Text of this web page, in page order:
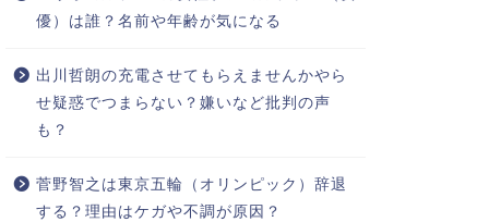
優）は誰？名前や年齢が気になる
出川哲朗の充電させてもらえませんかやら
せ疑惑でつまらない？嫌いなど批判の声
も？
菅野智之は東京五輪（オリンピック）辞退
する？理由はケガや不調が原因？